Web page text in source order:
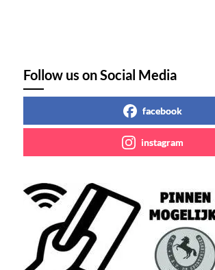
Follow us on Social Media
facebook
instagram